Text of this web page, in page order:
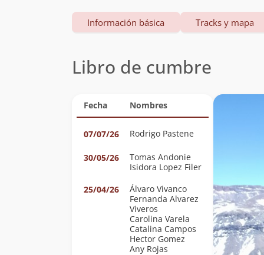
Información básica Tracks y mapa
Libro de cumbre
Fecha Nombres
07/07/26 Rodrigo Pastene
30/05/26
Tomas Andonie
Isidora Lopez Filer
25/04/26
Álvaro Vivanco
Fernanda Alvarez
Viveros
Carolina Varela
Catalina Campos
Hector Gomez
Any Rojas